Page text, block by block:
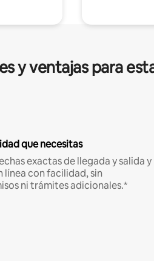
y ventajas para
que necesitas
exactas de llegada y salida y
línea con facilidad, sin
ni trámites adicionales.*